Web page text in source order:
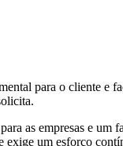
para o cliente e
as empresas e um
exige um esforço